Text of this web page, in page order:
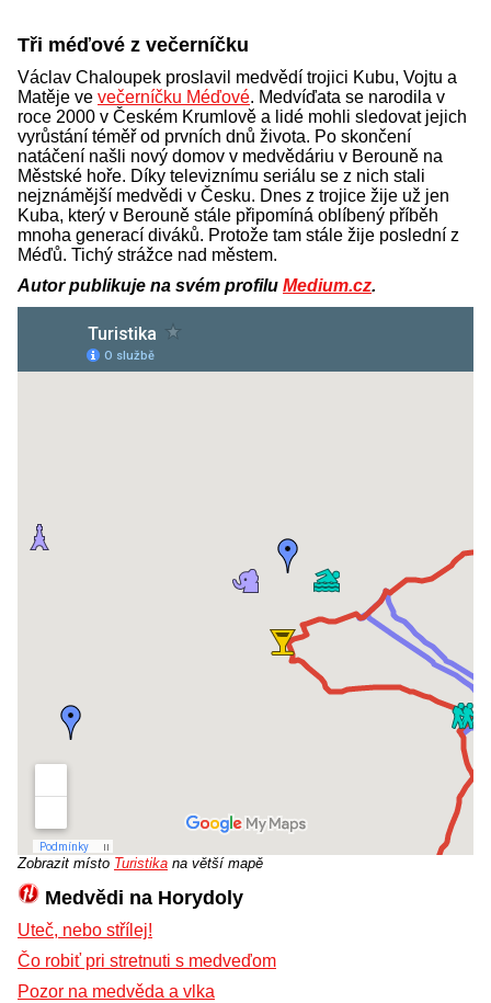
Tři méďové z večerníčku
Václav Chaloupek proslavil medvědí trojici Kubu, Vojtu a
Matěje ve večerníčku Méďové. Medvíďata se narodila v
roce 2000 v Českém Krumlově a lidé mohli sledovat jejich
vyrůstání téměř od prvních dnů života. Po skončení
natáčení našli nový domov v medvědáriu v Berouně na
Městské hoře. Díky televiznímu seriálu se z nich stali
nejznámější medvědi v Česku. Dnes z trojice žije už jen
Kuba, který v Berouně stále připomíná oblíbený příběh
mnoha generací diváků. Protože tam stále žije poslední z
Méďů. Tichý strážce nad městem.
Autor publikuje na svém profilu Medium.cz.
Zobrazit místo Turistika na větší mapě
Medvědi na Horydoly
Uteč, nebo střílej!
Čo robiť pri stretnuti s medveďom
Pozor na medvěda a vlka